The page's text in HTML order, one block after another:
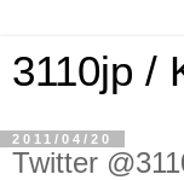
3110jp /
2011/04/20
Twitter